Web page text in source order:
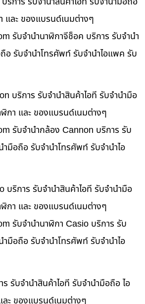
และ ของแบรนด์เนมต่างๆ
รับจำนำนาฬิกาจีช็อค บริการ รับจำนำ
อ รับจำนำโทรศัพท์ รับจำนำไอแพค รับ
บริการ รับจำนำสินค้าไอที รับจำนำมือ
กา และ ของแบรนด์เนมต่างๆ
รับจำนำกล้อง Cannon บริการ รับ
ำมือถือ รับจำนำโทรศัพท์ รับจำนำไอ
บริการ รับจำนำสินค้าไอที รับจำนำมือ
กา และ ของแบรนด์เนมต่างๆ
รับจำนำนาฬิกา Casio บริการ รับ
ำมือถือ รับจำนำโทรศัพท์ รับจำนำไอ
รับจำนำสินค้าไอที รับจำนำมือถือ ไอ
ะ ของแบรนด์เนมต่างๆ